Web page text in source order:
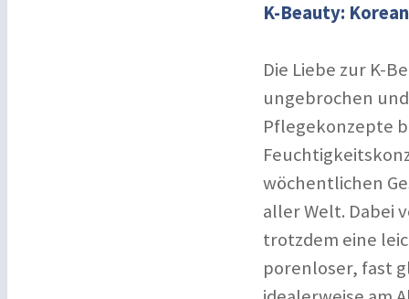
K-Beauty:
Die Liebe zur K-
ungebrochen
Pflegekonzepte
wöchentlichen
aller Welt. Dabei
trotzdem eine
porenloser, fast